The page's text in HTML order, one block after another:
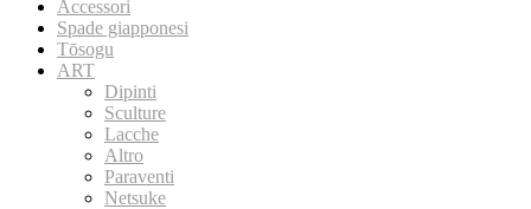
Accessori
Spade giapponesi
Tōsogu
ART
Dipinti
Sculture
Lacche
Altro
Paraventi
Netsuke